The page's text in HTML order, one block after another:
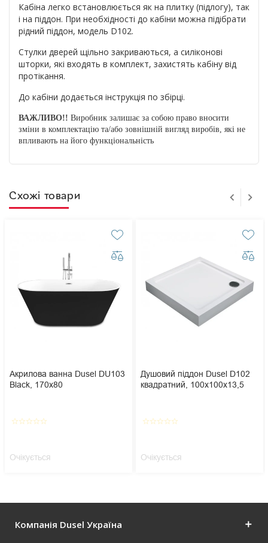
Кабіна легко встановлюється як на плитку (підлогу), так
і на піддон. При необхідності до кабіни можна підібрати
рідний піддон, модель D102.
Стулки дверей щільно закриваються, а силіконові
шторки, які входять в комплект, захистять кабіну від
протікання.
До кабіни додається інструкція по збірці.
ВАЖЛИВО!! Виробник залишає за собою право вносити
зміни в комплектацію та/або зовнішній вигляд виробів, які не
впливають на його функціональність
Схожі товари
Акрилова ванна Dusel DU103
Black, 170x80
star_borderstar_borderstar_borderstar_borderstar_border
Очікується
Душовий піддон Dusel D102
квадратний, 100х100х13,5
star_borderstar_borderstar_borderstar_borderstar_border
Очікується
Компанія Dusel Україна